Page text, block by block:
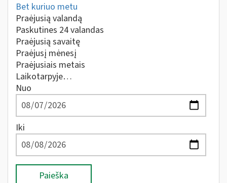
Bet kuriuo metu
Praėjusią valandą
Paskutines 24 valandas
Praėjusią savaitę
Praėjusį mėnesį
Praėjusiais metais
Laikotarpyje…
Nuo
Iki
Paieška